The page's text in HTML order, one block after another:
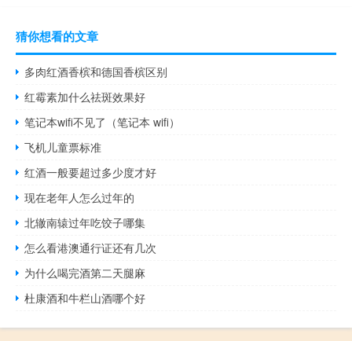
猜你想看的文章
多肉红酒香槟和德国香槟区别
红霉素加什么祛斑效果好
笔记本wifi不见了（笔记本 wifi）
飞机儿童票标准
红酒一般要超过多少度才好
现在老年人怎么过年的
北辙南辕过年吃饺子哪集
怎么看港澳通行证还有几次
为什么喝完酒第二天腿麻
杜康酒和牛栏山酒哪个好